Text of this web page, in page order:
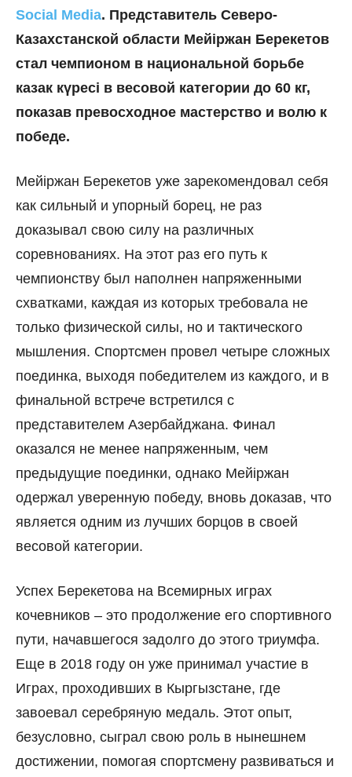
Social Media. Представитель Северо-
Казахстанской области Мейіржан Берекетов
стал чемпионом в национальной борьбе
казак күресі в весовой категории до 60 кг,
показав превосходное мастерство и волю к
победе.
Мейіржан Берекетов уже зарекомендовал себя
как сильный и упорный борец, не раз
доказывал свою силу на различных
соревнованиях. На этот раз его путь к
чемпионству был наполнен напряженными
схватками, каждая из которых требовала не
только физической силы, но и тактического
мышления. Спортсмен провел четыре сложных
поединка, выходя победителем из каждого, и в
финальной встрече встретился с
представителем Азербайджана. Финал
оказался не менее напряженным, чем
предыдущие поединки, однако Мейіржан
одержал уверенную победу, вновь доказав, что
является одним из лучших борцов в своей
весовой категории.
Успех Берекетова на Всемирных играх
кочевников – это продолжение его спортивного
пути, начавшегося задолго до этого триумфа.
Еще в 2018 году он уже принимал участие в
Играх, проходивших в Кыргызстане, где
завоевал серебряную медаль. Этот опыт,
безусловно, сыграл свою роль в нынешнем
достижении, помогая спортсмену развиваться и